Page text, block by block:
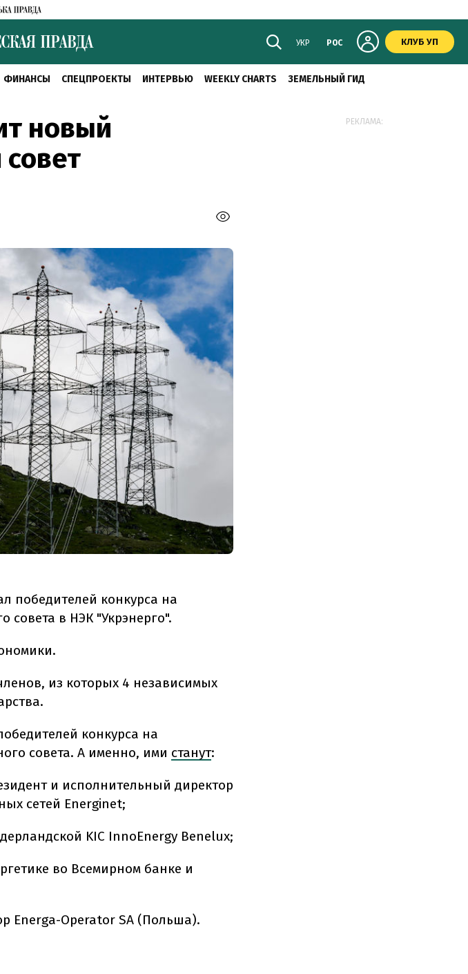
УКР РОС КЛУБ УП
ФИНАНСЫ СПЕЦПРОЕКТЫ ИНТЕРВЬЮ WEEKLY CHARTS ЗЕМЕЛЬНЫЙ ГИД
новый
победителей конкурса на
совета в НЭК "Укрэнерго".
из которых 4 независимых
конкурса на
совета. А именно, ими станут:
и исполнительный директор
сетей Energinet;
KIC InnoEnergy Benelux;
во Всемирном банке и
Energa-Operator SA (Польша).
РЕКЛАМА: